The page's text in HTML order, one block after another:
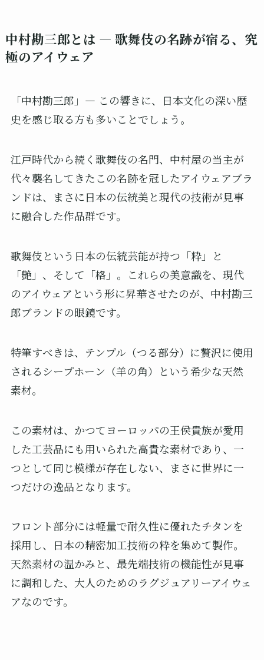
中村勘三郎とは ― 歌舞伎の名跡が宿る、究
極のアイウェア
「中村勘三郎」― この響きに、日本文化の深い歴
史を感じ取る方も多いことでしょう。
江戸時代から続く歌舞伎の名門、中村屋の当主が
代々襲名してきたこの名跡を冠したアイウェアブラ
ンドは、まさに日本の伝統美と現代の技術が見事
に融合した作品群です。
歌舞伎という日本の伝統芸能が持つ「粋」と
「艶」、そして「格」。これらの美意識を、現代
のアイウェアという形に昇華させたのが、中村勘三
郎ブランドの眼鏡です。
特筆すべきは、テンプル（つる部分）に贅沢に使用
されるシープホーン（羊の角）という希少な天然
素材。
この素材は、かつてヨーロッパの王侯貴族が愛用
した工芸品にも用いられた高貴な素材であり、一
つとして同じ模様が存在しない、まさに世界に一
つだけの逸品となります。
フロント部分には軽量で耐久性に優れたチタンを
採用し、日本の精密加工技術の粋を集めて製作。
天然素材の温かみと、最先端技術の機能性が見事
に調和した、大人のためのラグジュアリーアイウェ
アなのです。